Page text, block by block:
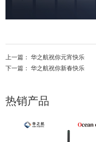
上一篇：华之航祝你元宵快乐
下一篇：华之航祝你新春快乐
热销产品